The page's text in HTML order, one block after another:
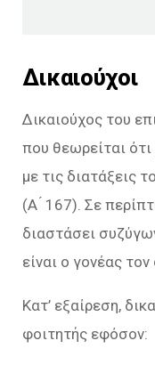
Δικαιούχοι
Δικαιούχος του
που θεωρείται
με τις διατάξεις
(Α ́ 167). Σε
διαστάσει
είναι ο γονέας
Κατ’ εξαίρεση,
φοιτητής εφόσον: